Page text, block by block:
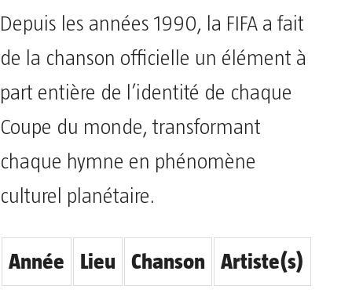
Depuis les années 1990, la FIFA a fait
de la chanson officielle un élément à
part entière de l’identité de chaque
Coupe du monde, transformant
chaque hymne en phénomène
culturel planétaire.
Année Lieu Chanson Artiste(s)